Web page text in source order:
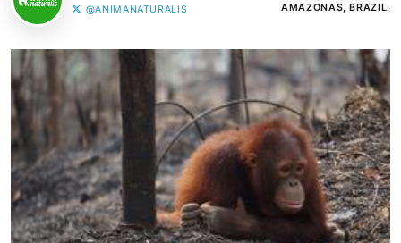
@ANIMANATURALIS
AMAZONAS, BRAZIL.